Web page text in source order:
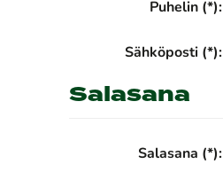
Puhelin (*):
Sähköposti (*):
Salasana
Salasana (*):